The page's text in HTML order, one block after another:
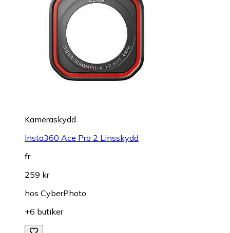
Kameraskydd
Insta360 Ace Pro 2 Linsskydd
fr.
259 kr
hos CyberPhoto
+6 butiker